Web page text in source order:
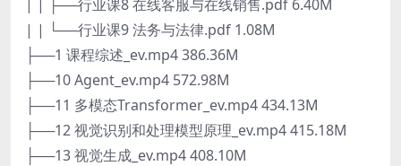
| | ├──行业课8 在线客服与在线销售.pdf 6.40M
| | └──行业课9 法务与法律.pdf 1.08M
├──1 课程综述_ev.mp4 386.36M
├──10 Agent_ev.mp4 572.98M
├──11 多模态Transformer_ev.mp4 434.13M
├──12 视觉识别和处理模型原理_ev.mp4 415.18M
├──13 视觉生成_ev.mp4 408.10M